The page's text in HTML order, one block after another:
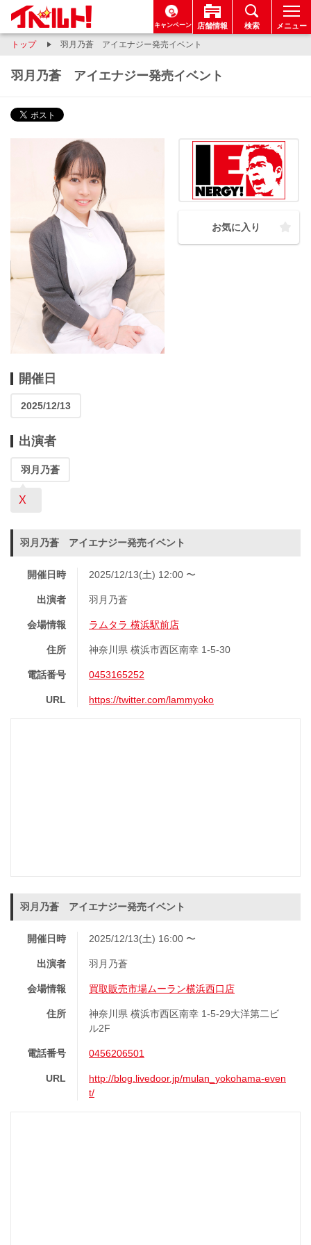
キャンペーン 店舗情報 検索 メニュー
トップ 羽月乃蒼 アイエナジー発売イベント
羽月乃蒼 アイエナジー発売イベント
お気に入り
開催日
2025/12/13
出演者
羽月乃蒼
X
羽月乃蒼 アイエナジー発売イベント
開催日時 2025/12/13(土) 12:00 〜
出演者 羽月乃蒼
会場情報 ラムタラ 横浜駅前店
住所 神奈川県 横浜市西区南幸 1-5-30
電話番号 0453165252
URL https://twitter.com/lammyoko
羽月乃蒼 アイエナジー発売イベント
開催日時 2025/12/13(土) 16:00 〜
出演者 羽月乃蒼
会場情報 買取販売市場ムーラン横浜西口店
住所
神奈川県 横浜市西区南幸 1-5-29大洋第二ビ
ル2F
電話番号 0456206501
URL
http://blog.livedoor.jp/mulan_yokohama-even
t/